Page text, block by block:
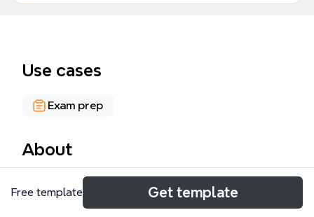
Use cases
Exam prep
About
Философская mind map «Проблема человека в
природе» содержит 71 узел и охватывает
Free template Get template